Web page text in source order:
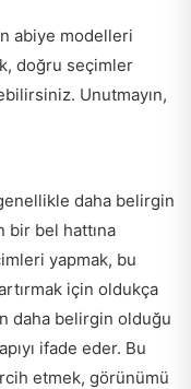
abiye modelleri
doğru seçimler
Unutmayın,
daha belirgin
bir bel hattına
yapmak, bu
için oldukça
daha belirgin olduğu
ifade eder. Bu
etmek, görünümü